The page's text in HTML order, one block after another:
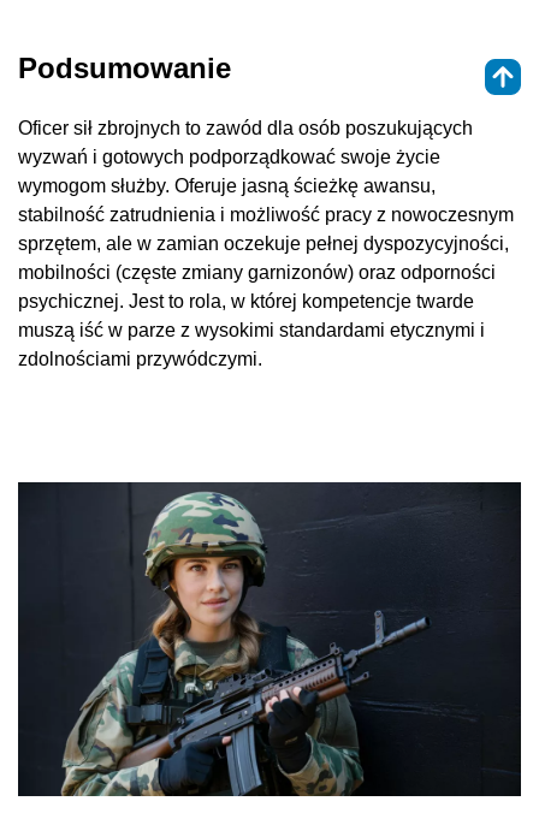
Podsumowanie
Oficer sił zbrojnych to zawód dla osób poszukujących
wyzwań i gotowych podporządkować swoje życie
wymogom służby. Oferuje jasną ścieżkę awansu,
stabilność zatrudnienia i możliwość pracy z nowoczesnym
sprzętem, ale w zamian oczekuje pełnej dyspozycyjności,
mobilności (częste zmiany garnizonów) oraz odporności
psychicznej. Jest to rola, w której kompetencje twarde
muszą iść w parze z wysokimi standardami etycznymi i
zdolnościami przywódczymi.